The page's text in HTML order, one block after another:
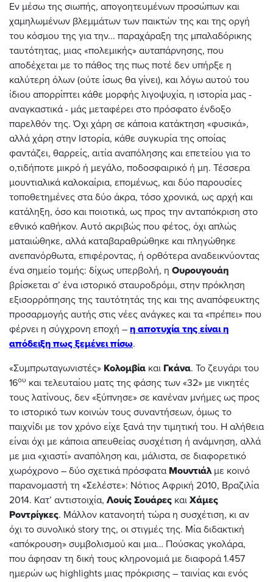
Εν μέσω της σιωπής, απογοητευμένων προσώπων και
χαμηλωμένων βλεμμάτων των παικτών της και της οργή
του κόσμου της για την... παραχάραξη της μπαλαδόρικης
ταυτότητας, μιας «πολεμικής» αυταπάρνησης, που
αποδέχεται με το πάθος της πως ποτέ δεν υπήρξε η
καλύτερη όλων (ούτε ίσως θα γίνει), και λόγω αυτού του
ίδιου απορρίπτει κάθε μορφής λιγοψυχία, η ιστορία μας -
αναγκαστικά - μάς μεταφέρει στο πρόσφατο ένδοξο
παρελθόν της. Όχι χάρη σε κάποια κατάκτηση «φυσικά»,
αλλά χάρη στην Ιστορία, κάθε συγκυρία της οποίας
φαντάζει, θαρρείς, αιτία αναπόλησης και επετείου για το
ο,τιδήποτε μικρό ή μεγάλο, ποδοσφαιρικό ή μη. Τέσσερα
μουντιαλικά καλοκαίρια, επομένως, και δύο παρουσίες
τοποθετημένες στα δύο άκρα, τόσο χρονικά, ως αρχή και
κατάληξη, όσο και ποιοτικά, ως προς την ανταπόκριση στο
εθνικό καθήκον. Αυτό ακριβώς που φέτος, όχι απλώς
ματαιώθηκε, αλλά καταβαραθρώθηκε και πληγώθηκε
ανεπανόρθωτα, επιφέροντας, ή ορθότερα αναδεικνύοντας
ένα σημείο τομής: δίχως υπερβολή, η Ουρουγουάη
βρίσκεται σ’ ένα ιστορικό σταυροδρόμι, στην πρόκληση
εξισορρόπησης της ταυτότητάς της και της αναπόφευκτης
προσαρμογής αυτής στις νέες ανάγκες και τα «πρέπει» που
φέρνει η σύγχρονη εποχή – η αποτυχία της είναι η
απόδειξη πως ξεμένει πίσω.
«Συμπρωταγωνιστές» Κολομβία και Γκάνα. Το ζευγάρι του
16ου και τελευταίου ματς της φάσης των «32» με νικητές
τους λατίνους, δεν «ξύπνησε» σε κανέναν μνήμες ως προς
το ιστορικό των κοινών τους συναντήσεων, όμως το
παιχνίδι με τον χρόνο είχε ξανά την τιμητική του. Η αλήθεια
είναι όχι με κάποια απευθείας συσχέτιση ή ανάμνηση, αλλά
με μια «χιαστί» αναπόληση και, μάλιστα, σε διαφορετικό
χωρόχρονο – δύο σχετικά πρόσφατα Μουντιάλμε κοινό
παρανομαστή τη «Σελέστε»: Νότιος Αφρική 2010, Βραζιλία
2014. Κατ’ αντιστοιχία, Λουίς Σουάρες και Χάμες
Ροντρίγκες. Μάλλον κατανοητή τώρα η συσχέτιση, κι αν
όχι το συνολικό story της, οι στιγμές της. Μία διδακτική
«απόκρουση» συμβολισμού και μια… Πούσκας γκολάρα,
που άφησαν τη δική τους κληρονομιά με διαφορά 1.457
ημερών ως highlights μιας πρόκρισης – ταινίας και ενός